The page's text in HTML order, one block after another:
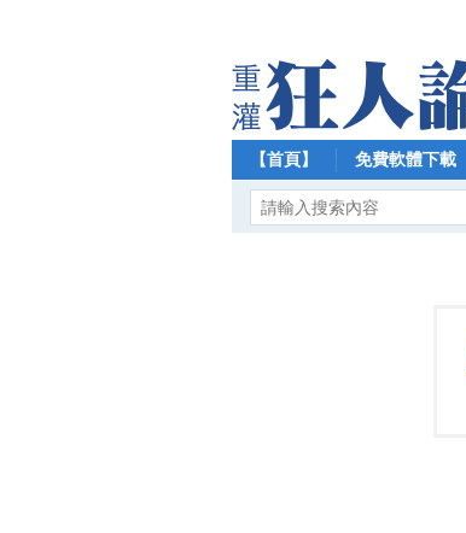
【首頁】 免費軟體下載